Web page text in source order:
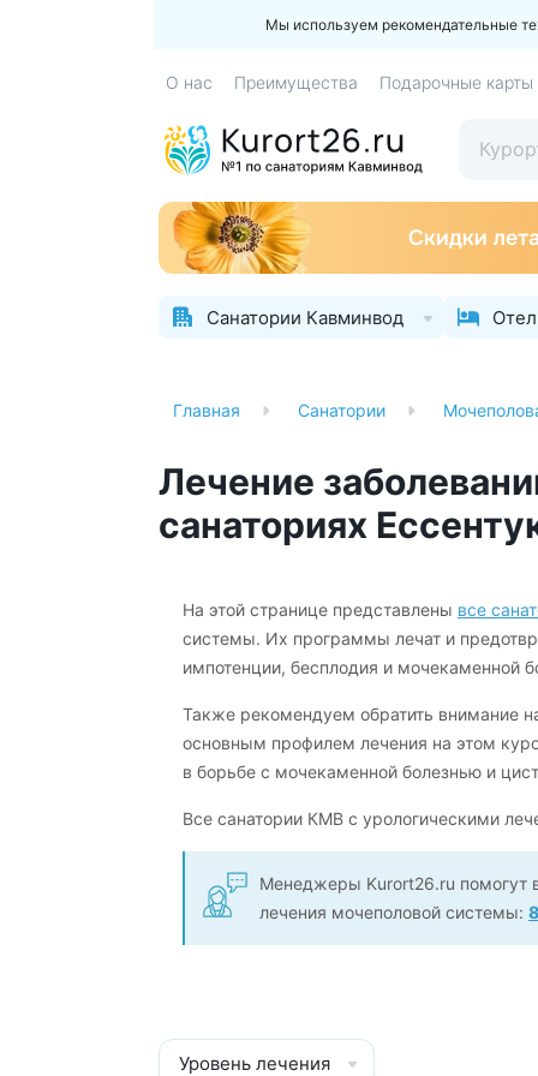
Мы используем рекомендательные
О нас Преимущества Подарочные карты
Санатории Кавминвод
Главная Санатории
Лечение
санаториях
На этой странице представлены все
системы. Их программы лечат и
импотенции, бесплодия и мочекаменной
Также рекомендуем обратить внимание
основным профилем лечения на этом
в борьбе с мочекаменной болезнью и
Все санатории КМВ с урологическими
Менеджеры Kurort26.ru помогут
лечения мочеполовой системы:
Уровень лечения